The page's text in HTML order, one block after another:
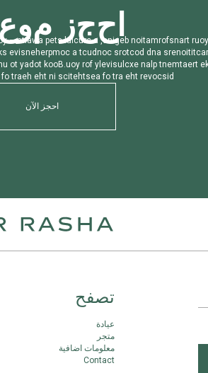
احجز موع y
o
u
r
t
r
a
n
s
f
o
r
m
a
t
i
o
n
b
e
g
i
n
s
,
a
c
r
u
c
i
a
l
s
t
e
p
a
w
a
i
t
s
–
y
r
a
c
t
i
t
i
o
n
e
r
s
a
n
d
d
o
c
t
o
r
s
c
o
n
d
u
c
t
a
c
o
m
p
r
e
h
e
n
s
i
v
e
s
k
e
t
r
e
a
t
m
e
n
t
p
a
n
e
x
c
u
s
i
v
e
l
y
f
o
r
y
o
u
.
B
o
o
k
t
o
d
a
y
t
o
u
d
i
s
c
o
v
e
r
t
h
e
a
r
t
o
f
a
e
s
t
h
e
t
i
c
s
i
n
t
h
e
h
e
a
r
t
o
f
احجز الآن
تصفح
عيادة
متجر
معلومات اضافية
Contact